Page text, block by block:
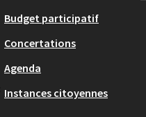
Budget participatif
Concertations
Agenda
Instances citoyennes